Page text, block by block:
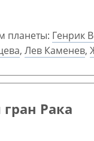
планеты: Генрик
, Лев Каменев,
Рака